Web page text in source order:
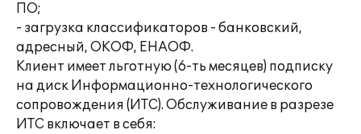
ПО;
- загрузка классификаторов - банковский,
адресный, ОКОФ, ЕНАОФ.
Клиент имеет льготную (6-ть месяцев) подписку
на диск Информационно-технологического
сопровождения (ИТС). Обслуживание в разрезе
ИТС включает в себя: